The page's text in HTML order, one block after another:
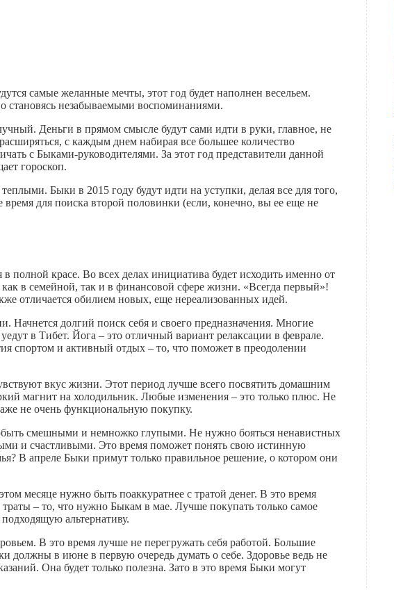
самые желанные мечты, этот год будет наполнен весельем.
становясь незабываемыми воспоминаниями.
Деньги в прямом смысле будут сами идти в руки, главное, не
с каждым днем набирая все большее количество
с Быками-руководителями. За этот год представители данной
гороскоп.
Быки в 2015 году будут идти на уступки, делая все для того,
для поиска второй половинки (если, конечно, вы ее еще не
полной красе. Во всех делах инициатива будет исходить именно от
как в семейной, так и в финансовой сфере жизни. «Всегда первый»!
отличается обилием новых, еще нереализованных идей.
Начнется долгий поиск себя и своего предназначения. Многие
в Тибет. Йога – это отличный вариант релаксации в феврале.
спортом и активный отдых – то, что поможет в преодолении
вкус жизни. Этот период лучше всего посвятить домашним
магнит на холодильник. Любые изменения – это только плюс. Не
не очень функциональную покупку.
смешными и немножко глупыми. Не нужно бояться ненавистных
и счастливыми. Это время поможет понять свою истинную
В апреле Быки примут только правильное решение, о котором они
месяце нужно быть поаккуратнее с тратой денег. В это время
– то, что нужно Быкам в мае. Лучше покупать только самое
альтернативу.
В это время лучше не перегружать себя работой. Большие
должны в июне в первую очередь думать о себе. Здоровье ведь не
Она будет только полезна. Зато в это время Быки могут